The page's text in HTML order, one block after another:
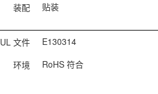
装配
贴装
UL 文件
E130314
环境
RoHS 符合